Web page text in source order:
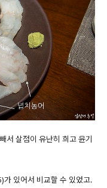
서 살점이 유난히 희고 윤기
가 있어서 비교할 수 있었고.